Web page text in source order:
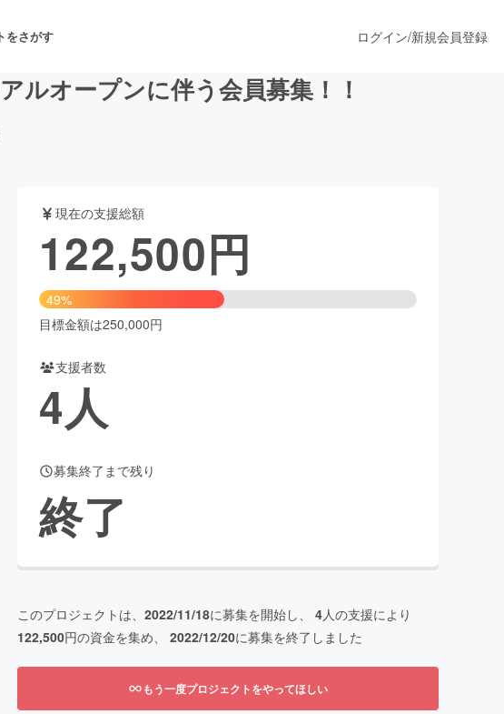
をさがす
ォーマンス
食店 ファッション
画
ー・ヘルスケア
ログイン/新規会員登録
ルオープンに伴う会員募集！！
現在の支援総額
122,500円
49%
目標金額は250,000円
支援者数
4人
募集終了まで残り
終了
このプロジェクトは、 2022/11/18に募集を開始し、 4人の支援により
122,500円の資金を集め、 2022/12/20に募集を終了しました
もう一度プロジェクトをやってほしい